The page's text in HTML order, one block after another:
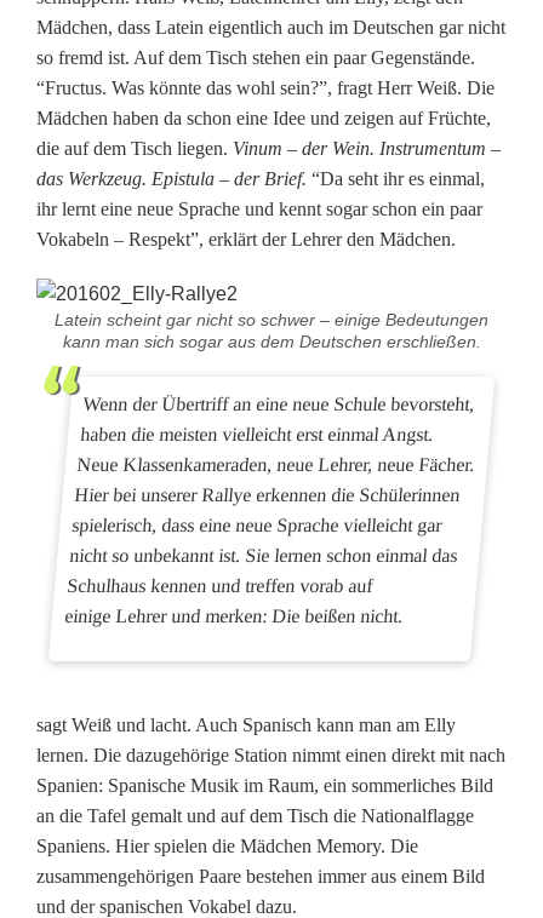
Mädchen, dass Latein eigentlich auch im Deutschen gar nicht
so fremd ist. Auf dem Tisch stehen ein paar Gegenstände.
“Fructus. Was könnte das wohl sein?”, fragt Herr Weiß. Die
Mädchen haben da schon eine Idee und zeigen auf Früchte,
die auf dem Tisch liegen. Vinum – der Wein. Instrumentum –
das Werkzeug. Epistula – der Brief. “Da seht ihr es einmal,
ihr lernt eine neue Sprache und kennt sogar schon ein paar
Vokabeln – Respekt”, erklärt der Lehrer den Mädchen.
Latein scheint gar nicht so schwer – einige Bedeutungen
kann man sich sogar aus dem Deutschen erschließen.
Wenn der Übertriff an eine neue Schule bevorsteht,
haben die meisten vielleicht erst einmal Angst.
Neue Klassenkameraden, neue Lehrer, neue Fächer.
Hier bei unserer Rallye erkennen die Schülerinnen
spielerisch, dass eine neue Sprache vielleicht gar
nicht so unbekannt ist. Sie lernen schon einmal das
Schulhaus kennen und treffen vorab auf
einige Lehrer und merken: Die beißen nicht.
sagt Weiß und lacht. Auch Spanisch kann man am Elly
lernen. Die dazugehörige Station nimmt einen direkt mit nach
Spanien: Spanische Musik im Raum, ein sommerliches Bild
an die Tafel gemalt und auf dem Tisch die Nationalflagge
Spaniens. Hier spielen die Mädchen Memory. Die
zusammengehörigen Paare bestehen immer aus einem Bild
und der spanischen Vokabel dazu.